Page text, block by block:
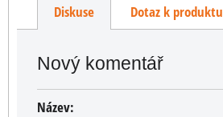
Diskuse Dotaz k produktu
Nový komentář
Název: